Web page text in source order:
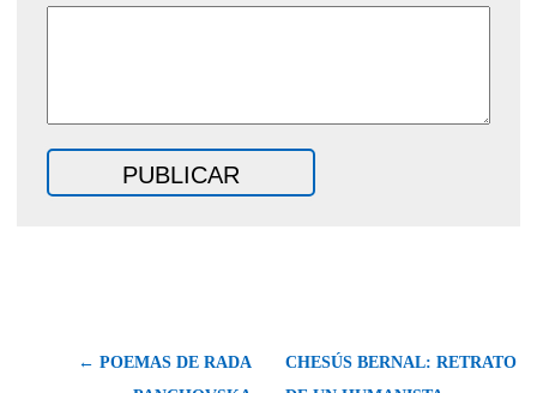
← POEMAS DE RADA
CHESÚS BERNAL: RETRATO